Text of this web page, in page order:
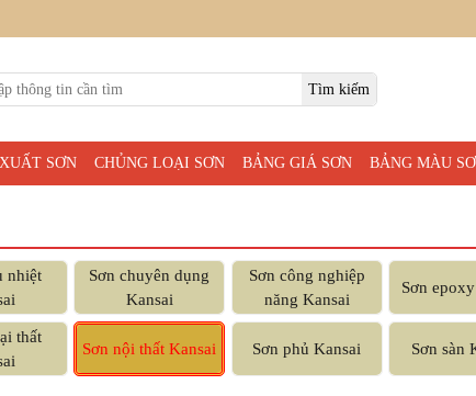
SƠN CHỦNG LOẠI SƠN BẢNG GIÁ SƠN BẢNG MÀU
nhiệt
Sơn chuyên dụng
Kansai
Sơn công nghiệp
năng Kansai
Sơn
thất
Sơn nội thất Kansai Sơn phủ Kansai Sơn sàn